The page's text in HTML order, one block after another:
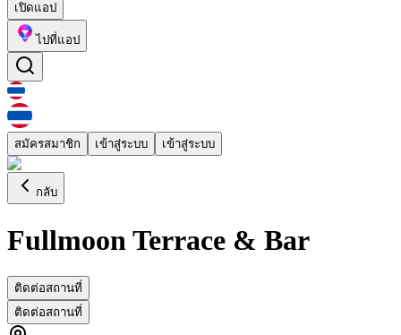
เปิดแอป
ไปที่แอป
สมัครสมาชิก เข้าสู่ระบบ เข้าสู่ระบบ
กลับ
Fullmoon Terrace & Bar
ติดต่อสถานที่
ติดต่อสถานที่